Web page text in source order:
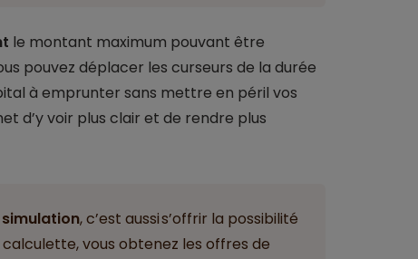
le montant maximum pouvant être
pouvez déplacer les curseurs de la durée
à emprunter sans mettre en péril vos
d’y voir plus clair et de rendre plus
, c’est aussi s’offrir la possibilité
vous obtenez les offres de